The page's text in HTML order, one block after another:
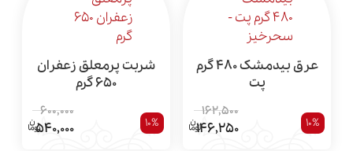
عرق بیدمشک 480 گرم
پت
10%
162,500
146,250
شربت پرمعلق زعفران
650 گرم
10%
600,000
540,000